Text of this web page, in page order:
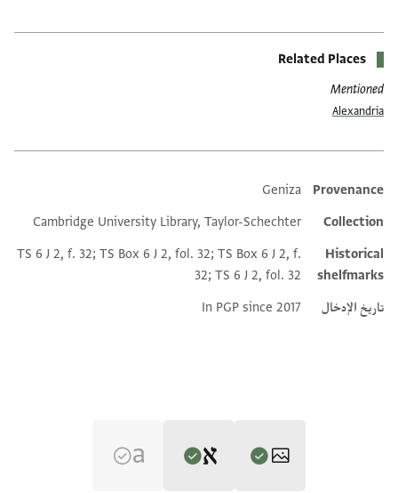
Related Places
Mentioned
Alexandria
Additional metadata
Provenance
Geniza
Collection
Cambridge University Library, Taylor-Schechter
Historical
shelfmarks
TS 6 J 2, f. 32; TS Box 6 J 2, fol. 32; TS Box 6 J 2, f.
32; TS 6 J 2, fol. 32
تاريخ الإدخال
In PGP since 2017